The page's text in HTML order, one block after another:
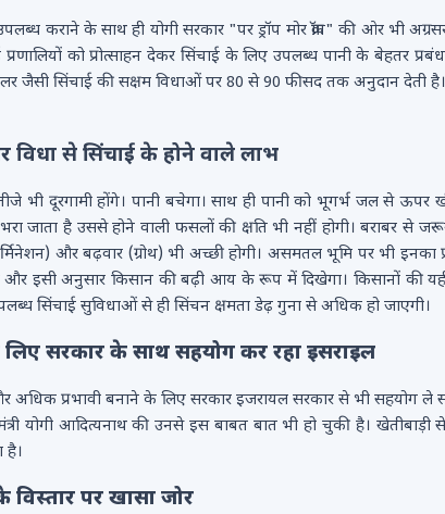
कराने के साथ ही योगी सरकार "पर ड्रॉप मोर क्रॉप" की ओर भी
को प्रोत्साहन देकर सिंचाई के लिए उपलब्ध पानी के बेहतर
जैसी सिंचाई की सक्षम विधाओं पर 80 से 90 फीसद तक अनुदान देती
विधा से सिंचाई के होने वाले लाभ
भी दूरगामी होंगे। पानी बचेगा। साथ ही पानी को भूगर्भ जल से ऊपर
जाता है उससे होने वाली फसलों की क्षति भी नहीं होगी। बराबर से
और बढ़वार (ग्रोथ) भी अच्छी होगी। असमतल भूमि पर भी इनका
इसी अनुसार किसान की बढ़ी आय के रूप में दिखेगा। किसानों की
सिंचाई सुविधाओं से ही सिंचन क्षमता डेढ़ गुना से अधिक हो जाएगी।
सरकार के साथ सहयोग कर रहा इसराइल
अधिक प्रभावी बनाने के लिए सरकार इजरायल सरकार से भी सहयोग
योगी आदित्यनाथ की उनसे इस बाबत बात भी हो चुकी है।
है।
पर खासा जोर